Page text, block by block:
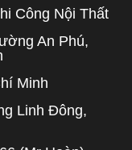
Công Nội Thất
An Phú,
Minh
Linh Đông,